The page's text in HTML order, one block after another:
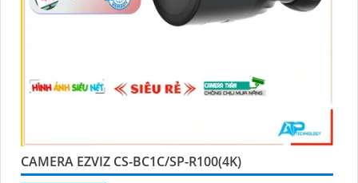
CAMERA EZVIZ CS-BC1C/SP-R100(4K)